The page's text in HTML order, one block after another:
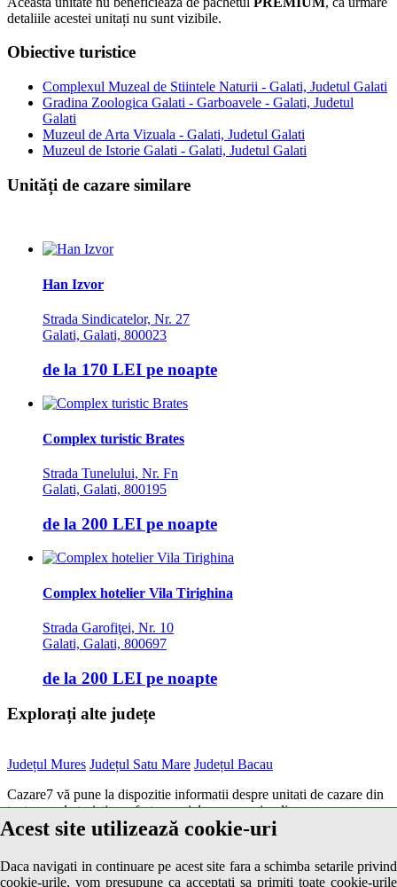
Acest site utilizează cookie-uri
Daca navigati in continuare pe acest site fara a schimba setarile privind
cookie-urile, vom presupune ca acceptati sa primiti toate cookie-urile
detaliile acestei unitați nu sunt vizibile.
Obiective turistice
Complexul Muzeal de Stiintele Naturii - Galati, Judetul Galati
Gradina Zoologica Galati - Garboavele - Galati, Judetul
Galati
Muzeul de Arta Vizuala - Galati, Judetul Galati
Muzeul de Istorie Galati - Galati, Judetul Galati
Unități de cazare similare
Han Izvor
Strada Sindicatelor, Nr. 27
Galati, Galati, 800023
de la 170 LEI pe noapte
Complex turistic Brates
Strada Tunelului, Nr. Fn
Galati, Galati, 800195
de la 200 LEI pe noapte
Complex hotelier Vila Tirighina
Strada Garofiţei, Nr. 10
Galati, Galati, 800697
de la 200 LEI pe noapte
Explorați alte județe
Județul Mures Județul Satu Mare Județul Bacau
Cazare7 vă pune la dispozitie informatii despre unitati de cazare din
toate zonele turistice, oferte speciale, rezervari online.
Utilizand acest serviciu inseamna ca sunteti de acord cu